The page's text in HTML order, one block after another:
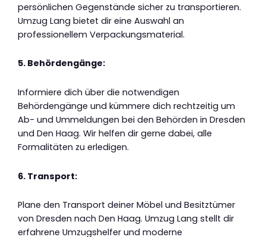
persönlichen Gegenstände sicher zu transportieren.
Umzug Lang bietet dir eine Auswahl an
professionellem Verpackungsmaterial.
5. Behördengänge:
Informiere dich über die notwendigen
Behördengänge und kümmere dich rechtzeitig um
Ab- und Ummeldungen bei den Behörden in Dresden
und Den Haag. Wir helfen dir gerne dabei, alle
Formalitäten zu erledigen.
6. Transport:
Plane den Transport deiner Möbel und Besitztümer
von Dresden nach Den Haag. Umzug Lang stellt dir
erfahrene Umzugshelfer und moderne